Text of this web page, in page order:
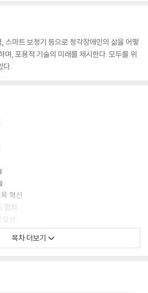
스마트 보청기 등으로 청각장애인의 삶을 어떻
며, 포용적 기술의 미래를 제시한다. 모두를 위
다.
혁신
장치
향상
과제
목차 더보기